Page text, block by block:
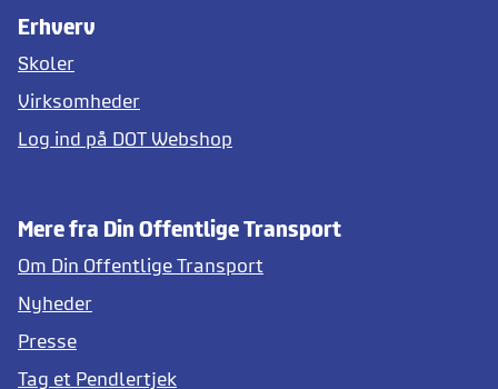
Erhverv
Skoler
Virksomheder
Log ind på DOT Webshop
Mere fra Din Offentlige Transport
Om Din Offentlige Transport
Nyheder
Presse
Tag et Pendlertjek